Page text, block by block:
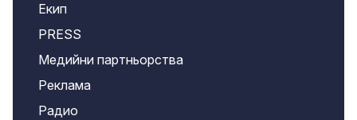
Екип
PRESS
Медийни партньорства
Реклама
Радио